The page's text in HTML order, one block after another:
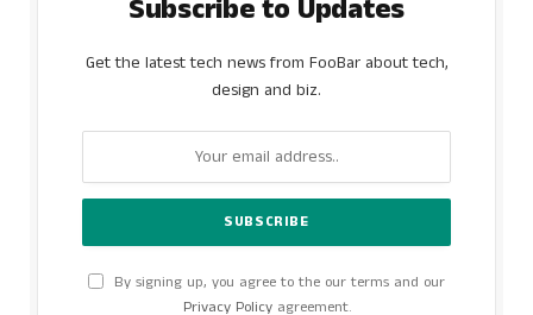
Subscribe to Updates
Get the latest tech news from FooBar about tech,
design and biz.
By signing up, you agree to the our terms and our
Privacy Policyagreement.